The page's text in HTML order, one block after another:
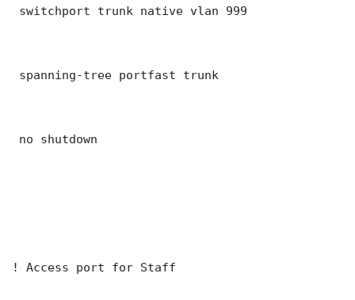
switchport trunk native vlan 999
spanning-tree portfast trunk
no shutdown
! Access port for Staff